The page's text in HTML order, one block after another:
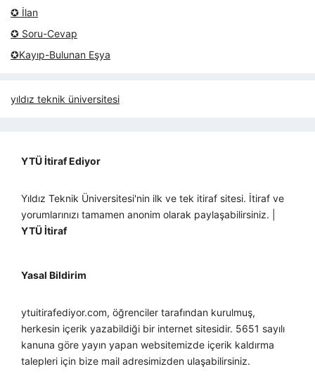
✪ İlan
✪ Soru-Cevap
✪Kayıp-Bulunan Eşya
yıldız teknik üniversitesi
YTÜ İtiraf Ediyor
Yıldız Teknik Üniversitesi'nin ilk ve tek itiraf sitesi. İtiraf ve
yorumlarınızı tamamen anonim olarak paylaşabilirsiniz. |
YTÜ İtiraf
Yasal Bildirim
ytuitirafediyor.com, öğrenciler tarafından kurulmuş,
herkesin içerik yazabildiği bir internet sitesidir. 5651 sayılı
kanuna göre yayın yapan websitemizde içerik kaldırma
talepleri için bize mail adresimizden ulaşabilirsiniz.